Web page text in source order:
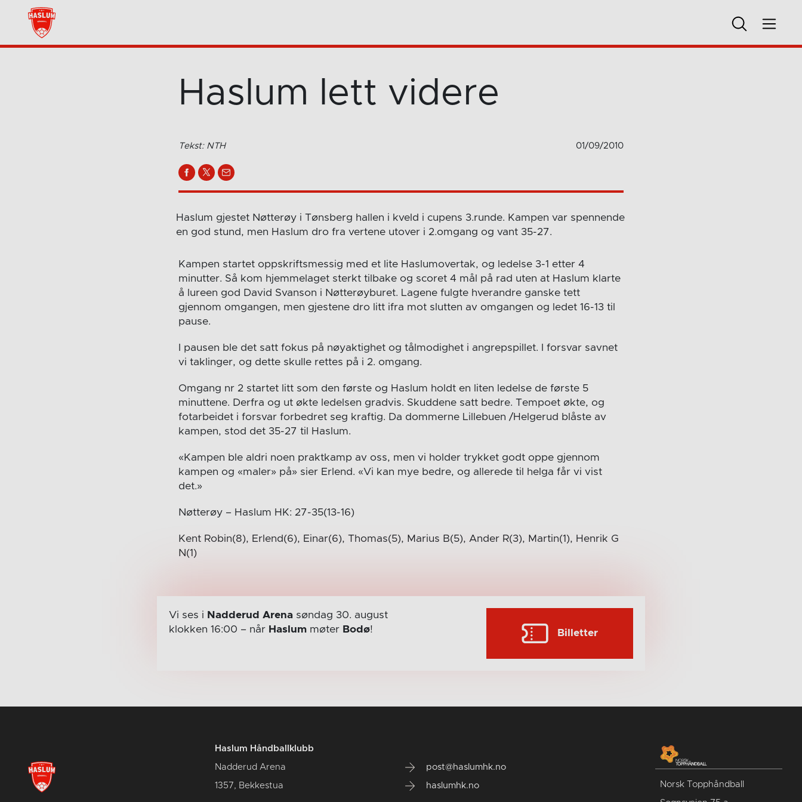
Haslum lett videre
Tekst: NTH 01/09/2010
Haslum gjestet Nøtterøy i Tønsberg hallen i kveld i cupens 3.runde. Kampen var spennende
en god stund, men Haslum dro fra vertene utover i 2.omgang og vant 35-27.
Kampen startet oppskriftsmessig med et lite Haslumovertak, og ledelse 3-1 etter 4
minutter. Så kom hjemmelaget sterkt tilbake og scoret 4 mål på rad uten at Haslum klarte
å lureen god David Svanson i Nøtterøyburet. Lagene fulgte hverandre ganske tett
gjennom omgangen, men gjestene dro litt ifra mot slutten av omgangen og ledet 16-13 til
pause.
I pausen ble det satt fokus på nøyaktighet og tålmodighet i angrepspillet. I forsvar savnet
vi taklinger, og dette skulle rettes på i 2. omgang.
Omgang nr 2 startet litt som den første og Haslum holdt en liten ledelse de første 5
minuttene. Derfra og ut økte ledelsen gradvis. Skuddene satt bedre. Tempoet økte, og
fotarbeidet i forsvar forbedret seg kraftig. Da dommerne Lillebuen /Helgerud blåste av
kampen, stod det 35-27 til Haslum.
«Kampen ble aldri noen praktkamp av oss, men vi holder trykket godt oppe gjennom
kampen og «maler» på» sier Erlend. «Vi kan mye bedre, og allerede til helga får vi vist
det.»
Nøtterøy – Haslum HK: 27-35(13-16)
Kent Robin(8), Erlend(6), Einar(6), Thomas(5), Marius B(5), Ander R(3), Martin(1), Henrik G
N(1)
Vi ses i Nadderud Arenasøndag 30. august
klokken 16:00 – når Haslummøter Bodø! Billetter
Haslum Håndballklubb
Nadderud Arena
1357, Bekkestua
post@haslumhk.no
haslumhk.no Norsk Topphåndball